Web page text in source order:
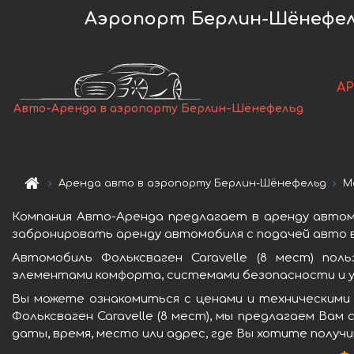
Аэропорт Берлин-
Авто-Аренда в аэропорту Берлин-Шёнефельд
Аренда авто в аэропорту Берлин-Шёнефельд
Компания Авто-Аренда предлагает в аренду
забронировать аренду автомобиля с подачей авто
Автомобиль Фольксваген Caravelle (8 мест)
элементами комфорта, системами безопасности и
Вы можете ознакомиться с ценами и
Фольксваген Caravelle (8 мест), мы предлагаем
даты, время, место или адрес, где Вы хотите